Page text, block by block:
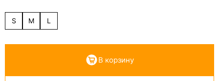
S M L
В корзину